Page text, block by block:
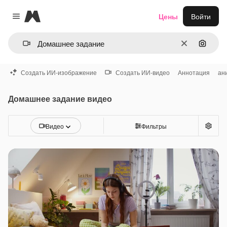
Close menu
Magnific
ОчиститьПоиск
Цены Войти
Создать ИИ-изображение Создать ИИ-видео Аннотация
Домашнее задание видео
Видео Фильтры